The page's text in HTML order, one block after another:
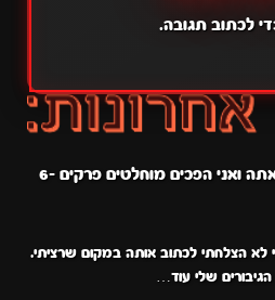
לכתוב תגובה.
אתה ואני הפכים מוחלטים פרקים 6-
לא הצלחתי לכתוב אותה במקום שרציתי.
שלי עוד…